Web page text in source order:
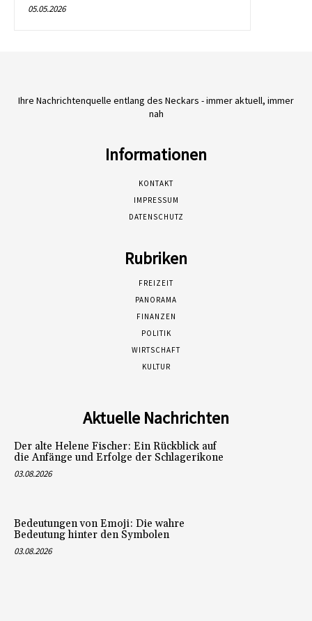
05.05.2026
Ihre Nachrichtenquelle entlang des Neckars - immer aktuell, immer
nah
Informationen
KONTAKT
IMPRESSUM
DATENSCHUTZ
Rubriken
FREIZEIT
PANORAMA
FINANZEN
POLITIK
WIRTSCHAFT
KULTUR
Aktuelle Nachrichten
Der alte Helene Fischer: Ein Rückblick auf
die Anfänge und Erfolge der Schlagerikone
03.08.2026
Bedeutungen von Emoji: Die wahre
Bedeutung hinter den Symbolen
03.08.2026